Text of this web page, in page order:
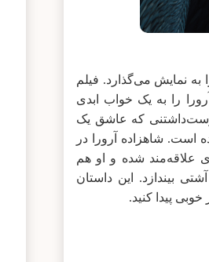
“زیبای خفته” محصول سال ۱۹۵۹ را به نمایش می‌گذارد. فیلم
را به یک خواب ابدی
که عاشق یک
شاهزاده آرورا در
علاقه‌مند شده و او هم
بیندازد. این داستان
پیدا کنید.